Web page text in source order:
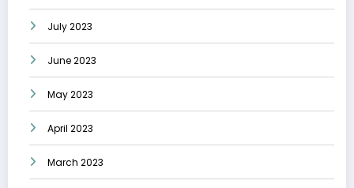
July 2023
June 2023
May 2023
April 2023
March 2023